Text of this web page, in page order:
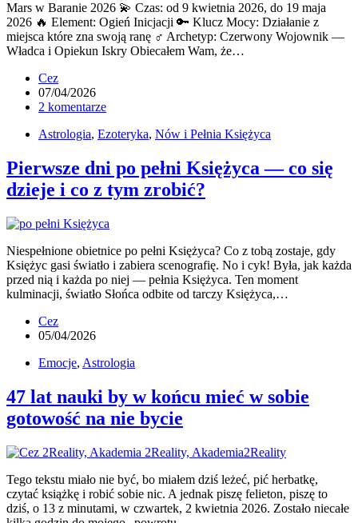
Mars w Baranie 2026 💫 Czas: od 9 kwietnia 2026, do 19 maja
2026 🔥 Element: Ogień Inicjacji 🔑 Klucz Mocy: Działanie z
miejsca które zna swoją ranę ♂ Archetyp: Czerwony Wojownik —
Władca i Opiekun Iskry Obiecałem Wam, że…
Cez
07/04/2026
2 komentarze
Astrologia, Ezoteryka, Nów i Pełnia Księżyca
Pierwsze dni po pełni Księżyca — co się
dzieje i co z tym zrobić?
Niespełnione obietnice po pełni Księżyca? Co z tobą zostaje, gdy
Księżyc gasi światło i zabiera scenografię. No i cyk! Była, jak każda
przed nią i każda po niej — pełnia Księżyca. Ten moment
kulminacji, światło Słońca odbite od tarczy Księżyca,…
Cez
05/04/2026
Emocje, Astrologia
47 lat nauki by w końcu mieć w sobie
gotowość na nie bycie
Tego tekstu miało nie być, bo miałem dziś leżeć, pić herbatkę,
czytać książkę i robić sobie nic. A jednak piszę felieton, piszę to
dziś, o 13 z minutami, w czwartek, 2 kwietnia 2026. Zostało niecałe